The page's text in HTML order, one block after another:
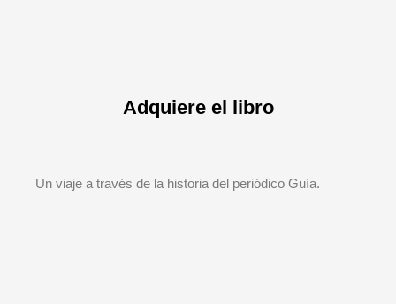
Adquiere el libro
Un viaje a través de la historia del periódico Guía.